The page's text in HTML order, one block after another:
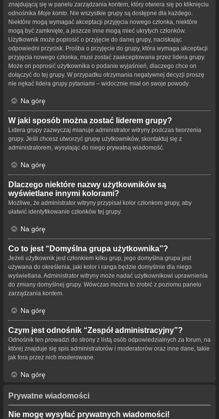
znajdującą się w panelu zarządzania kontem, który otwiera się po kliknięciu
odnośnika Moje konto . Nie wszystkie grupy są dostępne dla każdego.
Niektóre mogą wymagać akceptacji przyjęcia nowego członka, niektóre
mogą być zamknięte, a jeszcze inne mogą mieć ukrytych członków.
Użytkownik może poprosić o przyjęcie do danej grupy, naciskając
odpowiedni przycisk. Prośba o przyjęcie do grupy, która wymaga akceptacji
przyjęcia nowego członka, musi zostać zaakceptowana przez lidera grupy.
Może on poprosić użytkownika o podanie wyjaśnień, dlaczego chce on
dołączyć do tej grupy. W przypadku otrzymania negatywnej decyzji proszę
nie nękać lidera grupy pytaniami – widocznie miał on swoje powody.
Na górę
W jaki sposób można zostać liderem grupy?
Lidera grupy zazwyczaj mianuje administrator witryny podczas tworzenia
grupy. Jeśli chcesz utworzyć grupę użytkowników, skontaktuj się z
administratorem, wysyłając do niego prywatną wiadomość.
Na górę
Dlaczego niektóre nazwy użytkowników są
wyświetlane innymi kolorami?
Możliwe, że administrator witryny przypisał kolor członkom grupy, aby
ułatwić identyfikowanie członków tej grupy.
Na górę
Co to jest “Domyślna grupa użytkownika”?
Jeżeli użytkownik jest członkiem kilku grup, jego domyślna grupa jest
używana do określenia, jaki kolor i ranga będzie domyślnie dla niego
wyświetlana. Administrator witryny może nadać użytkownikowi uprawnienia
do zmiany domyślnej grupy. Wówczas można to zrobić z poziomu panelu
zarządzania kontem.
Na górę
Czym jest odnośnik “Zespół administracyjny”?
Odnośnik ten prowadzi do strony z listą osób odpowiedzialnych za forum, na
której znajduje się spis administratorów i moderatorów oraz inne dane, takie
jak fora przez nich moderowane.
Na górę
Prywatne wiadomości
Nie mogę wysyłać prywatnych wiadomości!